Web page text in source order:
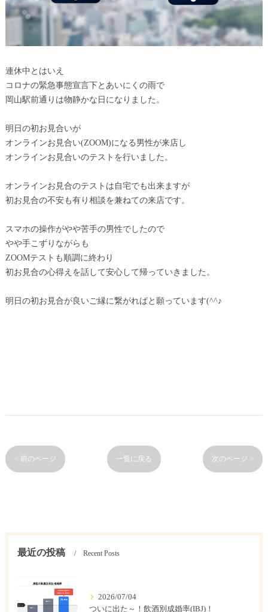
連休中とはいえ
コロナの緊急事態宣言下とあいにくの雨で
岡山駅前通りは物静かな日になりました。
明日の初お見合いが
オンラインお見合い(ZOOM)になる男性が来店し
オンラインお見合いのテストを行いました。
オンラインお見合のテストは自宅でも出来ますが
初お見合の不安も有り相談を兼ねての来店です。
スマホの操作がやや苦手の男性でしたので
やや手こずりながらも
ZOOMテストも順調に終わり
初お見合の心得えを話して安心して帰っていきました。
明日の初お見合が良いご縁に繋がればと願っています(^^♪
< 前のページ 一覧に戻る 次のページ >
最近の投稿 Recent Posts
2026/07/04
ついに出た～！飲酒別成婚率(IBJ)！